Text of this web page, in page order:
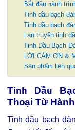
Bắt đầu hành
Tinh dầu bạch
Tinh dầu bạch
Lan truyền tinh
Tinh Dầu Bạch
LỜI CẢM ƠN &
Sản phẩm liên
Tinh Dầu
Thoại Từ
Tinh dầu bạch